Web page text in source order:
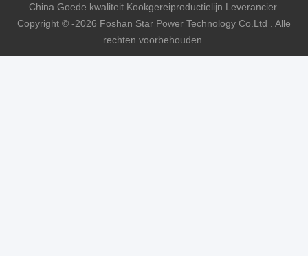
China Goede kwaliteit Kookgereiproductielijn Leverancier.
Copyright © -2026 Foshan Star Power Technology Co.Ltd . Alle
rechten voorbehouden.